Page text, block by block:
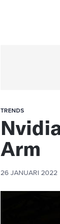
TRENDS
Arm
26 JANUARI 2022